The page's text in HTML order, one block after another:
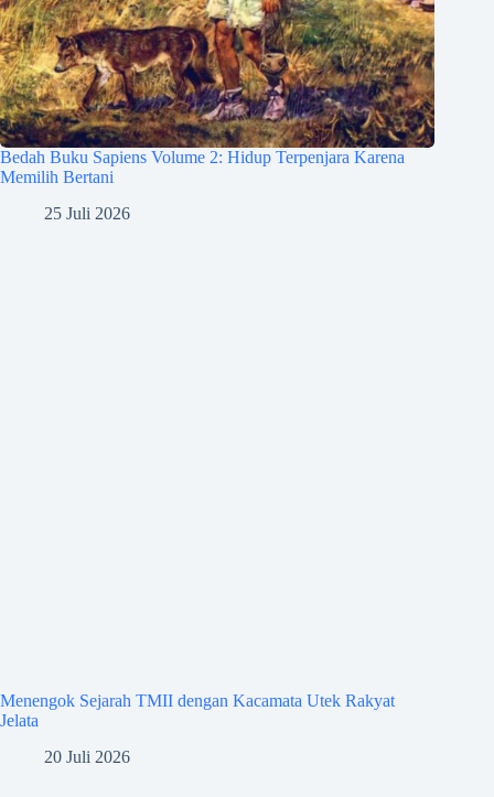
Bedah Buku Sapiens Volume 2: Hidup Terpenjara Karena
Memilih Bertani
25 Juli 2026
Menengok Sejarah TMII dengan Kacamata Utek Rakyat
Jelata
20 Juli 2026